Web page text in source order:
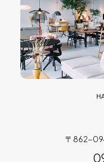
〒862-